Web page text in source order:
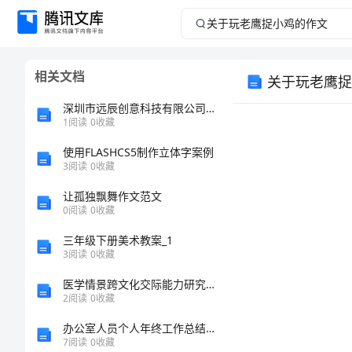
关
相关文档
深圳市远辰创意科技有限公司介绍企业发展分析报告
1阅读 0收藏
使用FLASHCS5制作立体字案例
3阅读 0收藏
让孤独飘舞作文范文
0阅读 0收藏
三年级下册美术教案_1
3阅读 0收藏
医学情景跨文化交际能力研究的开题报告
2阅读 0收藏
办公室人员个人年终工作总结模板
7阅读 0收藏
关于玩老鹰